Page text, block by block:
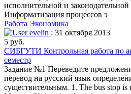
исполнительной и
Информатизация процессов э
Работа Экономика
evelin : 31 октября 2013
5 руб.
СИБГУТИ Контрольная работа по
семестр
Задание №1 Переведите
перевод на русский язык
существительным. 1. The bus stop is